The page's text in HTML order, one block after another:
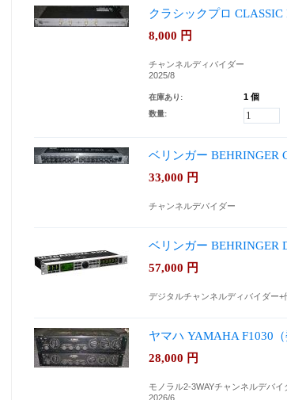
クラシックプロ CLASSIC
8,000 円
チャンネルディバイダー
2025/8
在庫あり: 1 個
数量:
ベリンガー BEHRINGER
33,000 円
チャンネルデバイダー
ベリンガー BEHRINGER
57,000 円
デジタルチャンネルディバイダー+
ヤマハ YAMAHA F1030（
28,000 円
モノラル2-3WAYチャンネルデバイ
2026/6